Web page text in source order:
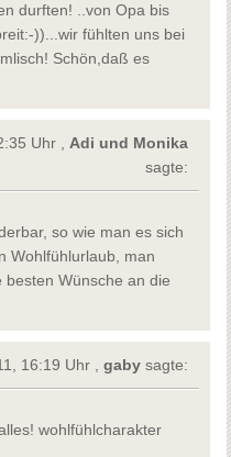
durften! ..von Opa bis
))...wir fühlten uns bei
Schön,daß es
Uhr , Adi und Monika
sagte:
so wie man es sich
Wohlfühlurlaub, man
Wünsche an die
16:19 Uhr ,gaby sagte:
wohlfühlcharakter